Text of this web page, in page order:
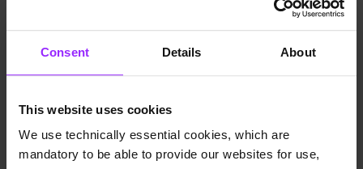
Consent Details About
This website uses cookies
We use technically essential cookies, which are
mandatory to be able to provide our websites for use,
Success Story SmartNotes | Venterra
Group
Arbeitstage beim Reporting ein.
Über